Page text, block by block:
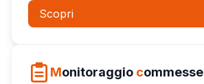
Scopri
Monitoraggio commesse